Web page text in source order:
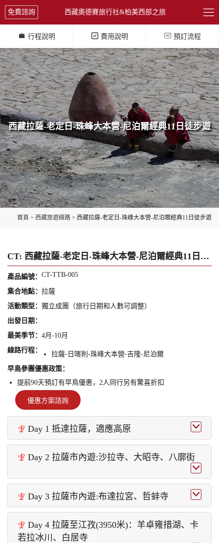

免費諮詢 西藏奧德賽旅行社&柏美西部之旅
 行程說明  費用說明  預訂流程
西藏拉薩-老定日-珠峰大本營-尼泊爾經典11日徒步遊
首頁 > 西藏旅遊線路 > 西藏拉薩-老定日-珠峰大本營-尼泊爾經典11日徒步遊
CT: 西藏拉薩-老定日-珠峰大本營-尼泊爾經典11日徒步遊
產品編號： CT-TTB-005
集合地點： 拉薩
活動類型： 獨立成團（旅行日期和人數可調整）
出發日期：
最美季节： 4月-10月
線路行程：
拉薩-日喀則-珠峰大本營-吉隆-尼泊爾
早鳥參團優惠政策：
提前90天預訂有早鳥優惠，2人同行另有驚喜折扣
優惠方案諮詢
 Day 1 抵達拉薩，適應高原 
 Day 2 拉薩市內遊:沙拉寺、大昭寺、八廓街

 Day 3 拉薩市內遊:布達拉宮、哲蚌寺 
 Day 4 拉薩至江孜(3950米)：羊卓雍措湖、卡
若拉冰川、白居寺